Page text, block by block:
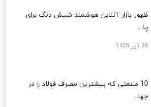
ظهور بازار آنلاین هوشمند شیش دنگ برای
پا...
30 تیر 1405
10 صنعتی که بیشترین مصرف فولاد را در
جها...